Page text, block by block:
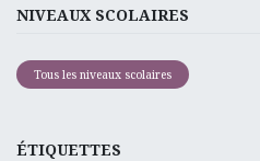
NIVEAUX SCOLAIRES
Tous les niveaux scolaires
ÉTIQUETTES